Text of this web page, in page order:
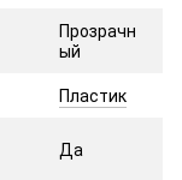
Прозрачн
ый
Пластик
Да